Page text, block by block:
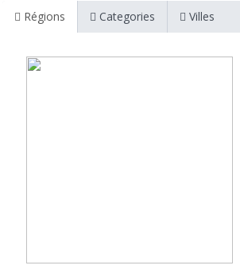
Régions Categories Villes